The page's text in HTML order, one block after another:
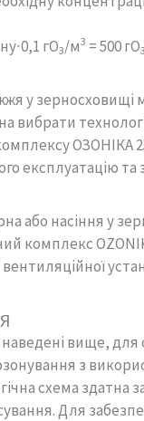
гО3/м3 = 500 гО3
у
вибрати
ОЗОНІКА
експлуатацію
або насіння у
комплекс
вище, для
з
схема здатна
Для